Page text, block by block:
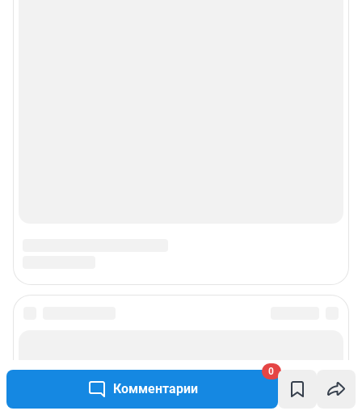
Комментарии
0